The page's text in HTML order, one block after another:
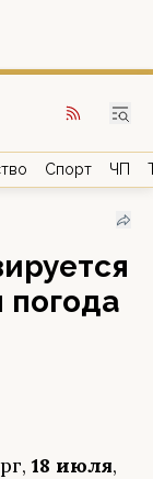
Спорт ЧП
18 июля,